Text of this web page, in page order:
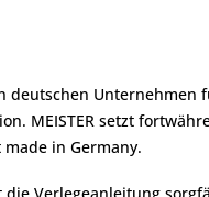
deutschen Unternehmen
MEISTER setzt
in Germany.